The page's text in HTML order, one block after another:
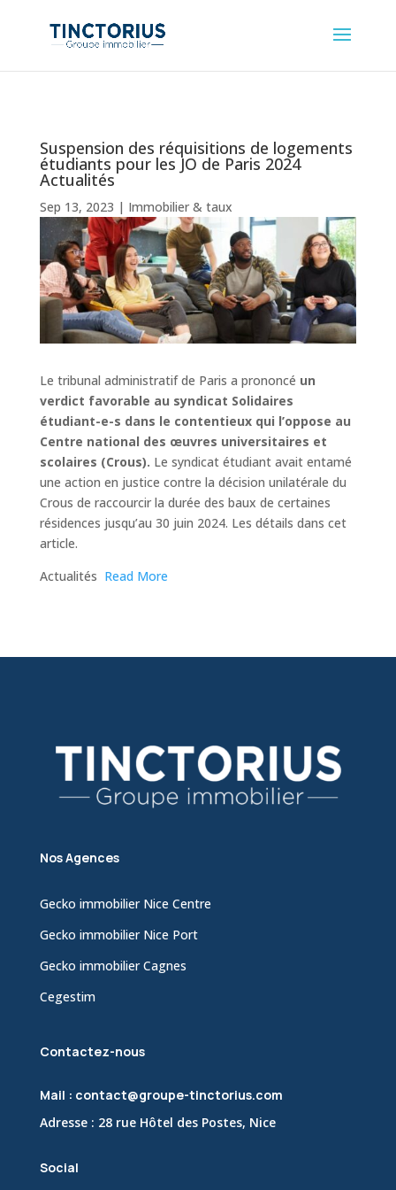
Suspension des réquisitions de logements
étudiants pour les JO de Paris 2024
Actualités
Sep 13, 2023 | Immobilier & taux
Le tribunal administratif de Paris a prononcé un
verdict favorable au syndicat Solidaires
étudiant-e-s dans le contentieux qui l’oppose au
Centre national des œuvres universitaires et
scolaires (Crous). Le syndicat étudiant avait entamé
une action en justice contre la décision unilatérale du
Crous de raccourcir la durée des baux de certaines
résidences jusqu’au 30 juin 2024. Les détails dans cet
article.
​Actualités Read More
Nos Agences
Gecko immobilier Nice Centre
Gecko immobilier Nice Port
Gecko immobilier Cagnes
Cegestim
Contactez-nous
Mail : contact@groupe-tinctorius.com
Adresse : 28 rue Hôtel des Postes, Nice
Social